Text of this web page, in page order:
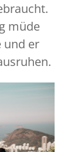
müde
und er